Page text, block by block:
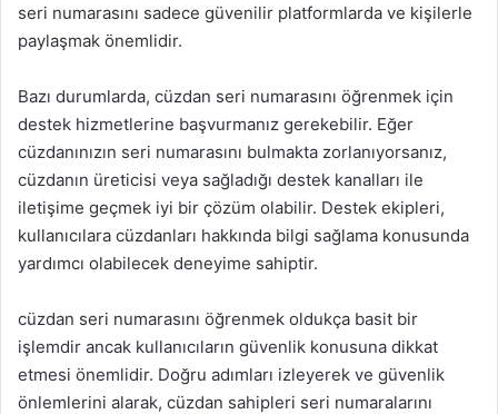
seri numarasını sadece güvenilir platformlarda ve kişilerle
paylaşmak önemlidir.
Bazı durumlarda, cüzdan seri numarasını öğrenmek için
destek hizmetlerine başvurmanız gerekebilir. Eğer
cüzdanınızın seri numarasını bulmakta zorlanıyorsanız,
cüzdanın üreticisi veya sağladığı destek kanalları ile
iletişime geçmek iyi bir çözüm olabilir. Destek ekipleri,
kullanıcılara cüzdanları hakkında bilgi sağlama konusunda
yardımcı olabilecek deneyime sahiptir.
cüzdan seri numarasını öğrenmek oldukça basit bir
işlemdir ancak kullanıcıların güvenlik konusuna dikkat
etmesi önemlidir. Doğru adımları izleyerek ve güvenlik
önlemlerini alarak, cüzdan sahipleri seri numaralarını